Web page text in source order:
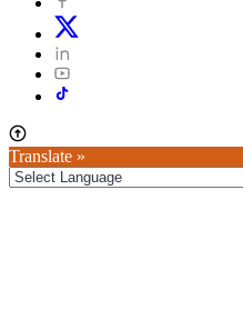
Translate »